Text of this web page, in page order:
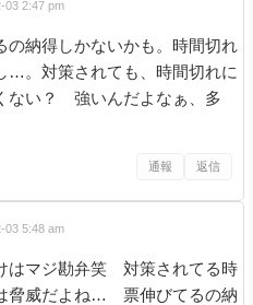
03 2:47 pm
の納得しかないかも。時間切れ
…。対策されても、時間切れに
ない？ 強いんだよなぁ、多
通報 返信
03 5:48 am
はマジ勘弁笑 対策されてる時
脅威だよね… 票伸びてるの納